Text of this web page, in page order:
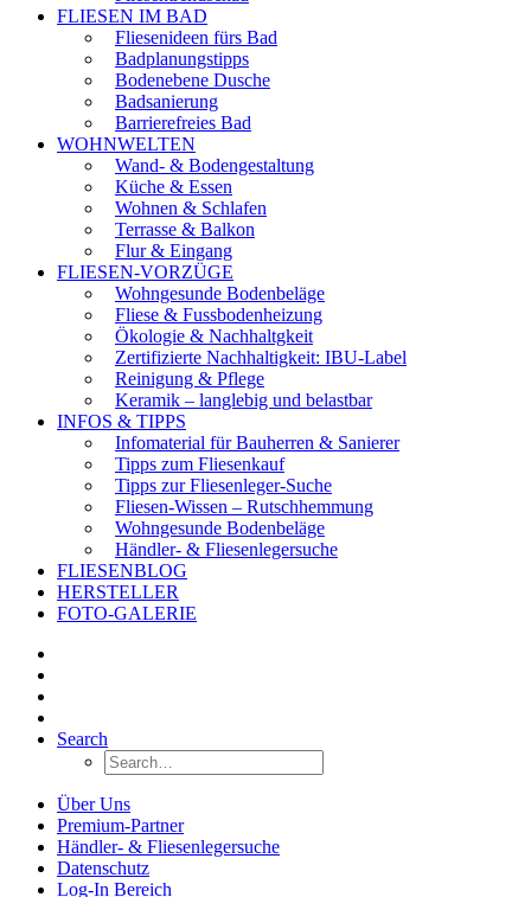
FLIESEN IM BAD
Fliesenideen fürs Bad
Badplanungstipps
Bodenebene Dusche
Badsanierung
Barrierefreies Bad
WOHNWELTEN
Wand- & Bodengestaltung
Küche & Essen
Wohnen & Schlafen
Terrasse & Balkon
Flur & Eingang
FLIESEN-VORZÜGE
Wohngesunde Bodenbeläge
Fliese & Fussbodenheizung
Ökologie & Nachhaltgkeit
Zertifizierte Nachhaltigkeit: IBU-Label
Reinigung & Pflege
Keramik – langlebig und belastbar
INFOS & TIPPS
Infomaterial für Bauherren & Sanierer
Tipps zum Fliesenkauf
Tipps zur Fliesenleger-Suche
Fliesen-Wissen – Rutschhemmung
Wohngesunde Bodenbeläge
Händler- & Fliesenlegersuche
FLIESENBLOG
HERSTELLER
FOTO-GALERIE
Search
Über Uns
Premium-Partner
Händler- & Fliesenlegersuche
Datenschutz
Log-In Bereich